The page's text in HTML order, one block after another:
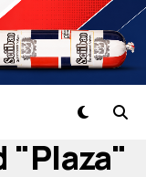
"plaza"